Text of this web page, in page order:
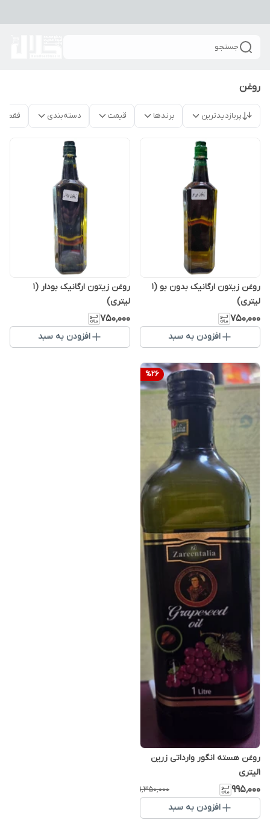
جستجو
روغن
پربازدیدترین برندها قیمت دسته‌بندی فقط
روغن زیتون ارگانیک بدون بو (1
لیتری)
۷۵۰٬۰۰۰
افزودن به سبد
روغن زیتون ارگانیک بودار (1
لیتری)
۷۵۰٬۰۰۰
افزودن به سبد
%26
روغن هسته انگور وارداتی زرین
1لیتری
۹۹۵٬۰۰۰ ۱٬۳۵۰٬۰۰۰
افزودن به سبد